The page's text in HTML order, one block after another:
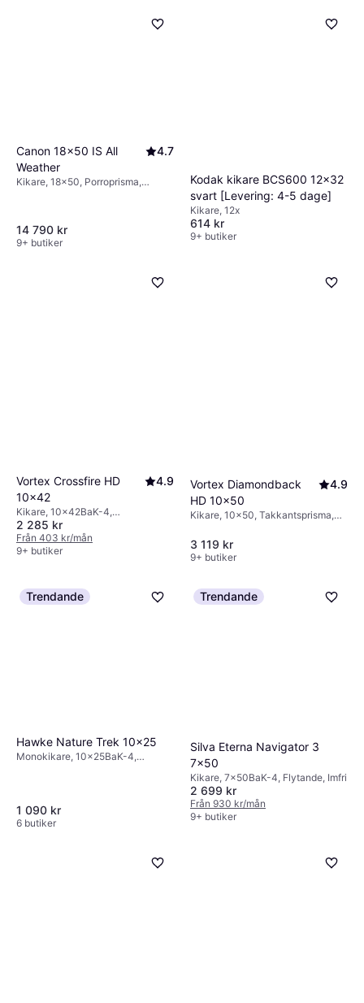
Canon 18x50 IS All
Weather
4.7
Kikare, 18x50, Porroprisma,
14 790 kr
9+ butiker
Kodak kikare BCS600 12x32
svart [Levering: 4-5 dage]
Kikare, 12x
614 kr
9+ butiker
Vortex Crossfire HD
10x42
4.9
Kikare, 10x42BaK-4,
Takkantsprisma, Stativfäste,
Stöttålig, Helt multibelagd
2 285 kr
Från 403 kr/mån
9+ butiker
Vortex Diamondback
HD 10x50
4.9
Kikare, 10x50, Takkantsprisma,
3 119 kr
9+ butiker
Trendande
Hawke Nature Trek 10×25
Monokikare, 10x25BaK-4,
1 090 kr
6 butiker
Trendande
Silva Eterna Navigator 3
7x50
Kikare, 7x50BaK-4, Flytande, Imfri
2 699 kr
Från 930 kr/mån
9+ butiker